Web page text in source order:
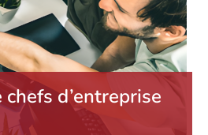
d’entreprise